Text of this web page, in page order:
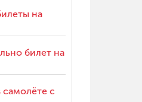
на
билет на
с